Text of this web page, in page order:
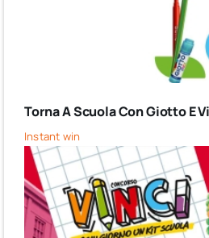
Torna A Scuola Con Giotto E
Instant win